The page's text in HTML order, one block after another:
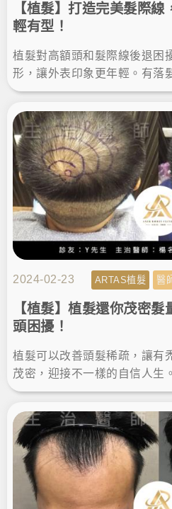
【植髮】打造完美髮際
輕有型！
植髮對高額頭和髮際線後退困
形，讓外表印象更年輕。有落
他決定在羅丹診所做植髮手術
變得更年輕有型。
2024-02-23 ARTAS植髮 醫
【植髮】植髮還你茂密
頭困擾！
植髮可以改善頭髮稀疏，讓有
茂密，迎接不一樣的自信人生
對專業的醫師很重要，也要做
棒的植髮成果！